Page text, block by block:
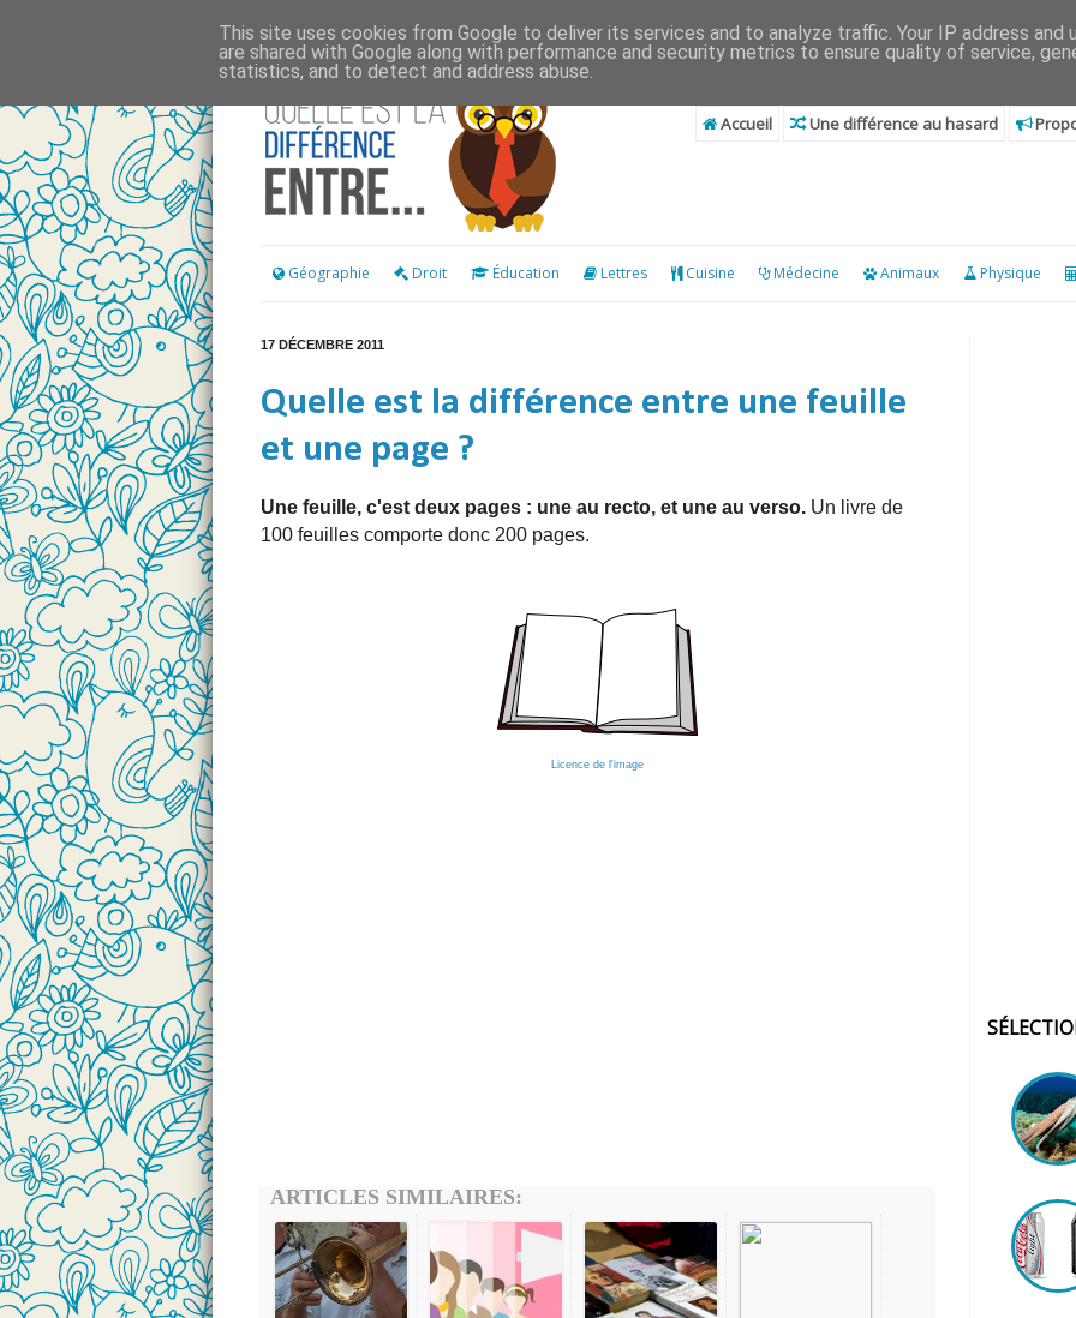
Accueil Une différence au hasard
Géographie Droit Éducation Lettres Cuisine Médecine Animaux Physique
17 DÉCEMBRE 2011
Quelle est la différence entre une feuille
et une page ?
Une feuille, c'est deux pages : une au recto, et une au verso. Un livre de
100 feuilles comporte donc 200 pages.
Licence de l'image
ARTICLES SIMILAIRES:
This site uses cookies from Google to deliver its services and to analyze traffic. Your IP address and
are shared with Google along with performance and security metrics to ensure quality of service,
statistics, and to detect and address abuse.